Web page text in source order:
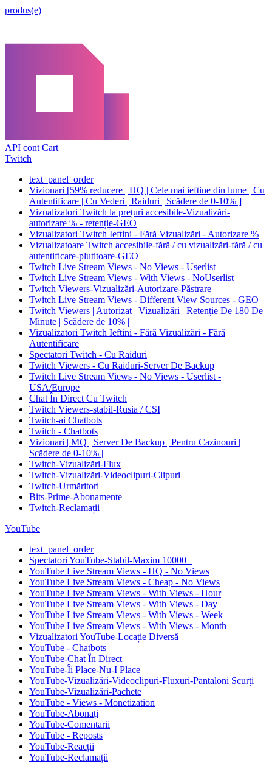
produs(e)
API cont Cart
Twitch
text_panel_order
Vizionari [59% reducere | HQ | Cele mai ieftine din lume | Cu
Autentificare | Cu Vederi | Raiduri | Scădere de 0-10% ]
Vizualizatori Twitch la prețuri accesibile-Vizualizări-
autorizare % - retenție-GEO
Vizualizatori Twitch Ieftini - Fără Vizualizări - Autorizare %
Vizualizatoare Twitch accesibile-fără / cu vizualizări-fără / cu
autentificare-plutitoare-GEO
Twitch Live Stream Views - No Views - Userlist
Twitch Live Stream Views - With Views - NoUserlist
Twitch Viewers-Vizualizări-Autorizare-Păstrare
Twitch Live Stream Views - Different View Sources - GEO
Twitch Viewers | Autorizat | Vizualizări | Retenție De 180 De
Minute | Scădere de 10% |
Vizualizatori Twitch Ieftini - Fără Vizualizări - Fără
Autentificare
Spectatori Twitch - Cu Raiduri
Twitch Viewers - Cu Raiduri-Server De Backup
Twitch Live Stream Views - No Views - Userlist -
USA/Europe
Chat În Direct Cu Twitch
Twitch Viewers-stabil-Rusia / CSI
Twitch-ai Chatbots
Twitch - Chatbots
Vizionari | MQ | Server De Backup | Pentru Cazinouri |
Scădere de 0-10% |
Twitch-Vizualizări-Flux
Twitch-Vizualizări-Videoclipuri-Clipuri
Twitch-Urmăritori
Bits-Prime-Abonamente
Twitch-Reclamații
YouTube
text_panel_order
Spectatori YouTube-Stabil-Maxim 10000+
YouTube Live Stream Views - HQ - No Views
YouTube Live Stream Views - Cheap - No Views
YouTube Live Stream Views - With Views - Hour
YouTube Live Stream Views - With Views - Day
YouTube Live Stream Views - With Views - Week
YouTube Live Stream Views - With Views - Month
Vizualizatori YouTube-Locație Diversă
YouTube - Chatbots
YouTube-Chat În Direct
YouTube-Îi Place-Nu-I Place
YouTube-Vizualizări-Videoclipuri-Fluxuri-Pantaloni Scurți
YouTube-Vizualizări-Pachete
YouTube - Views - Monetization
YouTube-Abonați
YouTube-Comentarii
YouTube - Reposts
YouTube-Reacții
YouTube-Reclamații